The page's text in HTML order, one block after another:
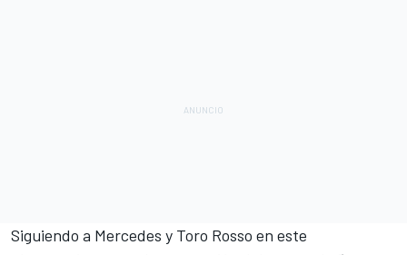
Siguiendo a Mercedes y Toro Rosso en este